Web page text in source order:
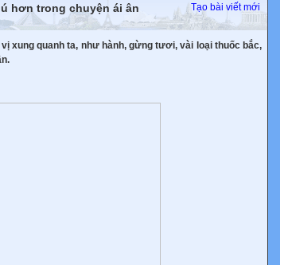
Tạo bài viết mới
hơn trong chuyện ái ân
xung quanh ta, như hành, gừng tươi, vài loại thuốc bắc,